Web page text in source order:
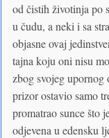
od čistih životinja po
u čudu, a neki i sa
objasne ovaj
tajna koju oni nisu
zbog svojeg upornog
prizor ostavio samo
promatrao sunce što
odjevena u edensku